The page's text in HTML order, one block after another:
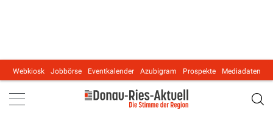
Main navigation
Webkiosk Jobbörse Eventkalender Azubigram Prospekte Mediadaten